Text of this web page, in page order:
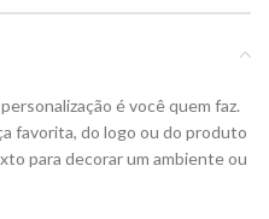
é você quem faz.
favorita, do logo ou do produto
para decorar um ambiente ou